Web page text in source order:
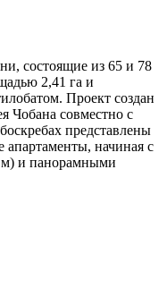
состоящие из 65 и 78
2,41 га и
Проект создан
Чобана совместно с
представлены
начиная с
м) и панорамными